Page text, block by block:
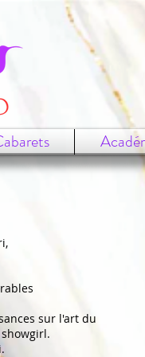
sur l'art du